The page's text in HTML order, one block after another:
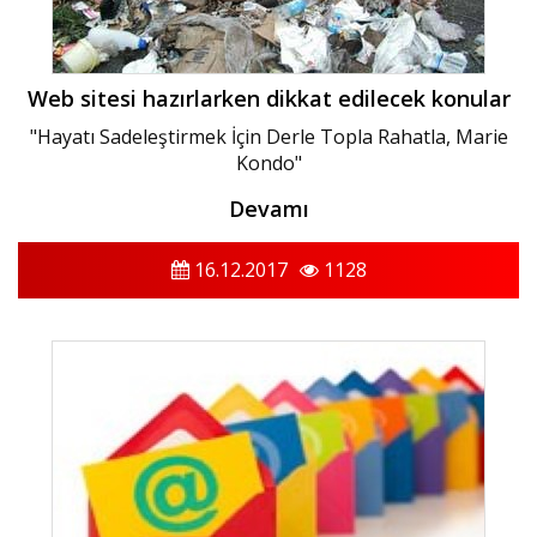
Web sitesi hazırlarken dikkat edilecek konular
"Hayatı Sadeleştirmek İçin Derle Topla Rahatla, Marie
Kondo"
Devamı
16.12.2017 1128